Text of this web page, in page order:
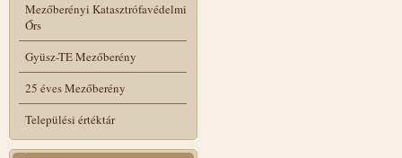
Mezőberényi Katasztrófavédelmi
Őrs
Gyüsz-TE Mezőberény
25 éves Mezőberény
Települési értéktár